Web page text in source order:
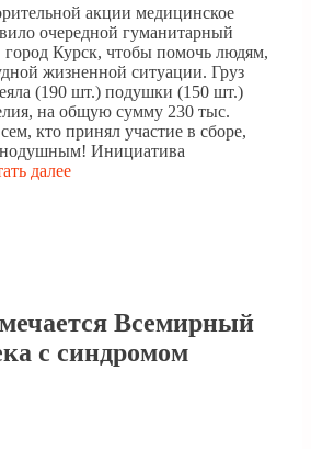
акции медицинское
очередной гуманитарный
город Курск, чтобы помочь людям,
жизненной ситуации. Груз
(190 шт.) подушки (150 шт.)
на общую сумму 230 тыс.
кто принял участие в сборе,
Инициатива
далее
Всемирный
с синдромом